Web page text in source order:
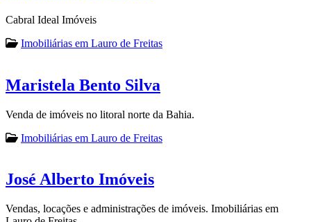
Cabral Ideal Imóveis
Imobiliárias em Lauro de Freitas
Maristela Bento Silva
Venda de imóveis no litoral norte da Bahia.
Imobiliárias em Lauro de Freitas
José Alberto Imóveis
Vendas, locações e administrações de imóveis. Imobiliárias em